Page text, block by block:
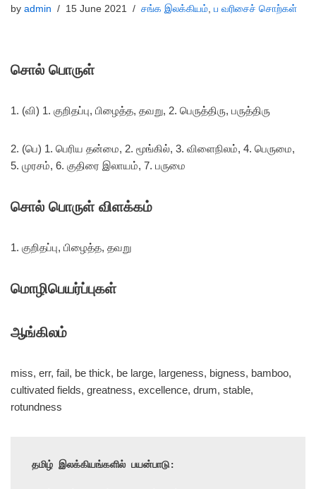
by admin 15 June 2021 சங்க இலக்கியம், ப வரிசைச் சொற்கள்
சொல் பொருள்
1. (வி) 1. குறிதப்பு, பிழைத்த, தவறு, 2. பெருத்திரு, பருத்திரு
2. (பெ) 1. பெரிய தன்மை, 2. மூங்கில், 3. விளைநிலம், 4. பெருமை,
5. முரசம், 6. குதிரை இலாயம், 7. பருமை
சொல் பொருள் விளக்கம்
1. குறிதப்பு, பிழைத்த, தவறு
மொழிபெயர்ப்புகள்
ஆங்கிலம்
miss, err, fail, be thick, be large, largeness, bigness, bamboo,
cultivated fields, greatness, excellence, drum, stable,
rotundness
தமிழ் இலக்கியங்களில் பயன்பாடு: